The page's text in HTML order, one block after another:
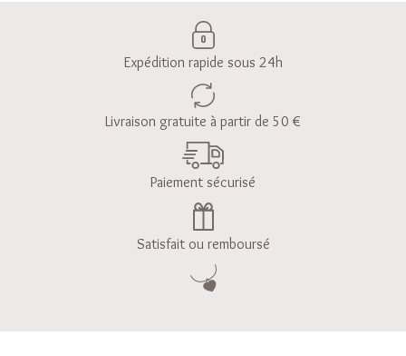
Expédition rapide sous 24h
Livraison gratuite à partir de 50 €
Paiement sécurisé
Satisfait ou remboursé